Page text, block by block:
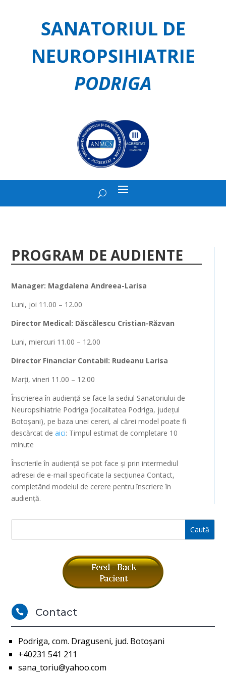
SANATORIUL DE
NEUROPSIHIATRIE
PODRIGA
PROGRAM DE AUDIENTE
Manager: Magdalena Andreea-Larisa
Luni, joi 11.00 – 12.00
Director Medical: Dăscălescu Cristian-Răzvan
Luni, miercuri 11.00 – 12.00
Director Financiar Contabil: Rudeanu Larisa
Marți, vineri 11.00 – 12.00
Înscrierea în audiență se face la sediul Sanatoriului de
Neuropsihiatrie Podriga (localitatea Podriga, județul
Botoșani), pe baza unei cereri, al cărei model poate fi
descărcat deaici: Timpul estimat de completare 10
minute
Înscrierile în audiență se pot face și prin intermediul
adresei de e-mail specificate la secțiunea Contact,
completând modelul de cerere pentru înscriere în
audiență.
 Contact
Podriga, com. Draguseni, jud. Botoşani
+40231 541 211
sana_toriu@yahoo.com